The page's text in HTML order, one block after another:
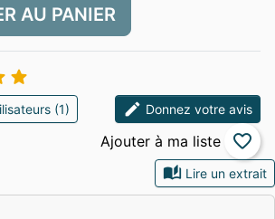
auto_stories Lire un extrait
AU PANIER

(1) edit Donnez votre avis
favorite_border